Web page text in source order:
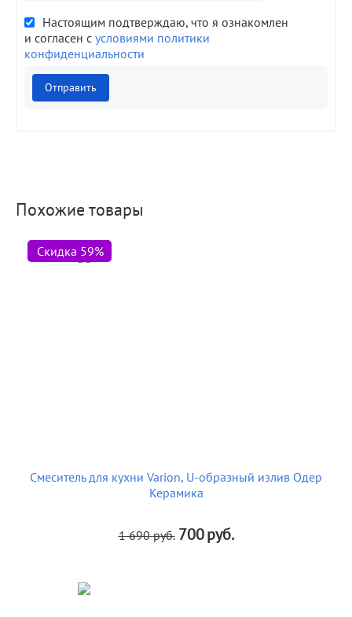
Настоящим подтверждаю, что я ознакомлен
и согласен с условиями политики
конфиденциальности
Отправить
Похожие товары
Скидка 59%
Смеситель для кухни Varion, U-образный излив Одер
Керамика
1 690 руб. 700руб.